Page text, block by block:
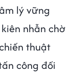
lý vững
nhẫn chờ
thuật
công đối